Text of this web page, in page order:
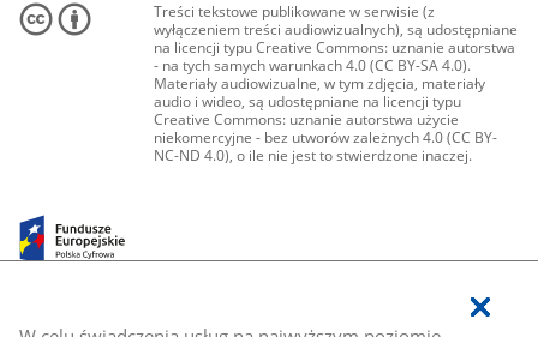
Treści tekstowe publikowane w serwisie (z
wyłączeniem treści audiowizualnych), są udostępniane
na licencji typu Creative Commons: uznanie autorstwa
- na tych samych warunkach 4.0 (CC BY-SA 4.0).
Materiały audiowizualne, w tym zdjęcia, materiały
audio i wideo, są udostępniane na licencji typu
Creative Commons: uznanie autorstwa użycie
niekomercyjne - bez utworów zależnych 4.0 (CC BY-
NC-ND 4.0), o ile nie jest to stwierdzone inaczej.